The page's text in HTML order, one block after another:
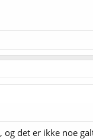
og det er ikke noe